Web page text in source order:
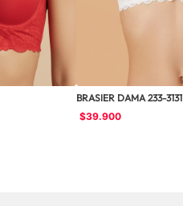
BRASIER DAMA 233-3131
$39.900